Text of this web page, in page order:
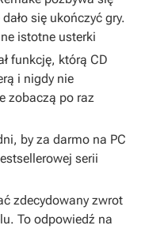
się ukończyć gry.
istotne usterki
funkcję, którą CD
i nigdy nie
zobaczą po raz
by za darmo na PC
serii
zdecydowany zwrot
To odpowiedź na